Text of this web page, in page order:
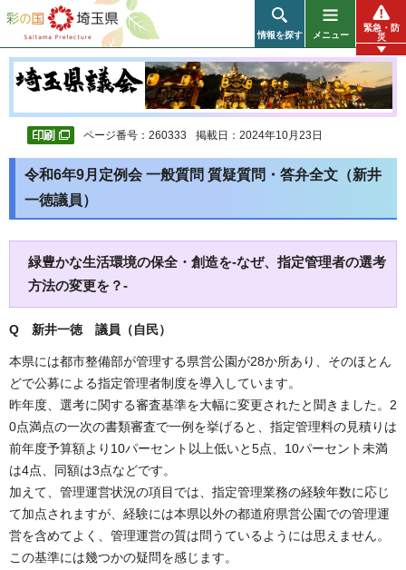
彩の国 埼玉県
情報を探す メニュー
緊急・防
災
ページ番号：260333 掲載日：2024年10月23日
令和6年9月定例会 一般質問 質疑質問・答弁全文（新井
一徳議員）
緑豊かな生活環境の保全・創造を-なぜ、指定管理者の選考
方法の変更を？-
Q 新井一徳 議員（自民）
本県には都市整備部が管理する県営公園が28か所あり、そのほとん
どで公募による指定管理者制度を導入しています。
昨年度、選考に関する審査基準を大幅に変更されたと聞きました。2
0点満点の一次の書類審査で一例を挙げると、指定管理料の見積りは
前年度予算額より10パーセント以上低いと5点、10パーセント未満
は4点、同額は3点などです。
加えて、管理運営状況の項目では、指定管理業務の経験年数に応じ
て加点されますが、経験には本県以外の都道府県営公園での管理運
営を含めてよく、管理運営の質は問うているようには思えません。
この基準には幾つかの疑問を感じます。